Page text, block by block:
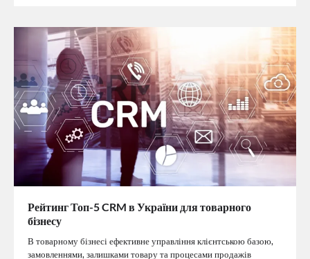
Рейтинг Топ-5 CRM в України для товарного
бізнесу
В товарному бізнесі ефективне управління клієнтською базою,
замовленнями, залишками товару та процесами продажів